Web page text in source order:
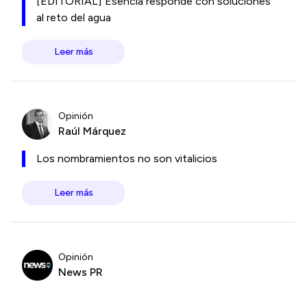
al reto del agua
Leer más
Opinión
Raúl Márquez
Los nombramientos no son vitalicios
Leer más
Opinión
News PR